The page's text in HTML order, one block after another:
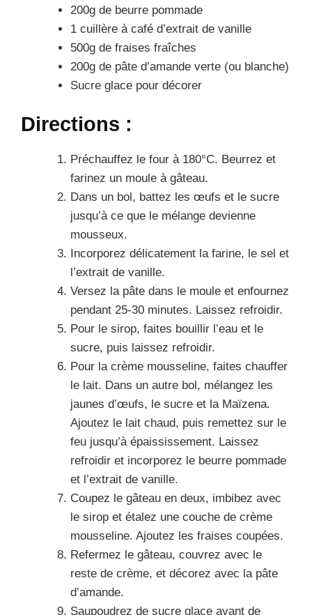
200g de beurre pommade
1 cuillère à café d’extrait de vanille
500g de fraises fraîches
200g de pâte d’amande verte (ou blanche)
Sucre glace pour décorer
Directions :
Préchauffez le four à 180°C. Beurrez et
farinez un moule à gâteau.
Dans un bol, battez les œufs et le sucre
jusqu’à ce que le mélange devienne
mousseux.
Incorporez délicatement la farine, le sel et
l’extrait de vanille.
Versez la pâte dans le moule et enfournez
pendant 25-30 minutes. Laissez refroidir.
Pour le sirop, faites bouillir l’eau et le
sucre, puis laissez refroidir.
Pour la crème mousseline, faites chauffer
le lait. Dans un autre bol, mélangez les
jaunes d’œufs, le sucre et la Maïzena.
Ajoutez le lait chaud, puis remettez sur le
feu jusqu’à épaississement. Laissez
refroidir et incorporez le beurre pommade
et l’extrait de vanille.
Coupez le gâteau en deux, imbibez avec
le sirop et étalez une couche de crème
mousseline. Ajoutez les fraises coupées.
Refermez le gâteau, couvrez avec le
reste de crème, et décorez avec la pâte
d’amande.
Saupoudrez de sucre glace avant de